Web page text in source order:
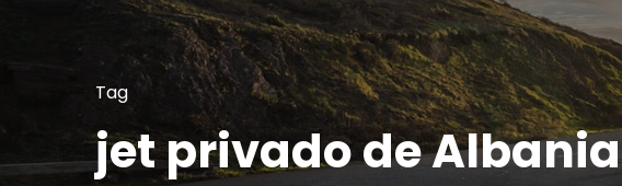
Tag
jet privado de Albania